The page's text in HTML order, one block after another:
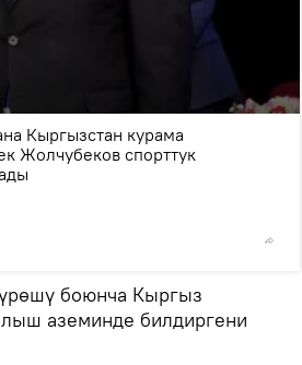
Кыргызстан курама
Жолчубеков спорттук
боюнча Кыргыз
аземинде билдиргени